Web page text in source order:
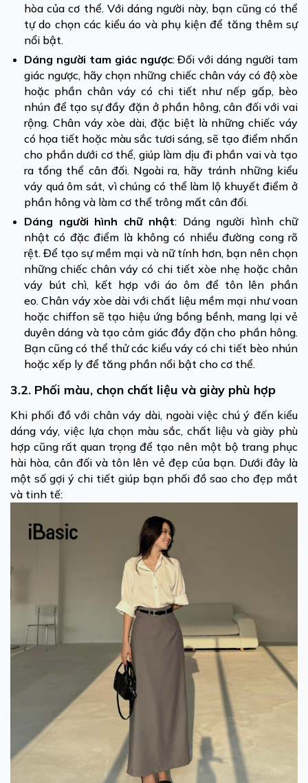
hòa của cơ thể. Với dáng người này, bạn cũng có thể
tự do chọn các kiểu áo và phụ kiện để tăng thêm sự
nổi bật.
Dáng người tam giác ngược: Đối với dáng người tam
giác ngược, hãy chọn những chiếc chân váy có độ xòe
hoặc phần chân váy có chi tiết như nếp gấp, bèo
nhún để tạo sự đầy đặn ở phần hông, cân đối với vai
rộng. Chân váy xòe dài, đặc biệt là những chiếc váy
có họa tiết hoặc màu sắc tươi sáng, sẽ tạo điểm nhấn
cho phần dưới cơ thể, giúp làm dịu đi phần vai và tạo
ra tổng thể cân đối. Ngoài ra, hãy tránh những kiểu
váy quá ôm sát, vì chúng có thể làm lộ khuyết điểm ở
phần hông và làm cơ thể trông mất cân đối.
Dáng người hình chữ nhật: Dáng người hình chữ
nhật có đặc điểm là không có nhiều đường cong rõ
rệt. Để tạo sự mềm mại và nữ tính hơn, bạn nên chọn
những chiếc chân váy có chi tiết xòe nhẹ hoặc chân
váy bút chì, kết hợp với áo ôm để tôn lên phần
eo.Chân váy xòe dài với chất liệu mềm mại như voan
hoặc chiffon sẽ tạo hiệu ứng bồng bềnh, mang lại vẻ
duyên dáng và tạo cảm giác đầy đặn cho phần hông.
Bạn cũng có thể thử các kiểu váy có chi tiết bèo nhún
hoặc xếp ly để tăng phần nổi bật cho cơ thể.
3.2. Phối màu, chọn chất liệu và giày phù hợp
Khi phối đồ với chân váy dài, ngoài việc chú ý đến kiểu
dáng váy, việc lựa chọn màu sắc, chất liệu và giày phù
hợp cũng rất quan trọng để tạo nên một bộ trang phục
hài hòa, cân đối và tôn lên vẻ đẹp của bạn. Dưới đây là
một số gợi ý chi tiết giúp bạn phối đồ sao cho đẹp mắt
và tinh tế: